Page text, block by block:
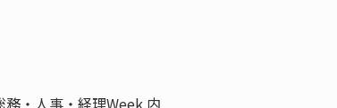
務・人事・経理Week 内